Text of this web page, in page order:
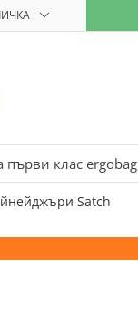
първи клас ergobag
Satch